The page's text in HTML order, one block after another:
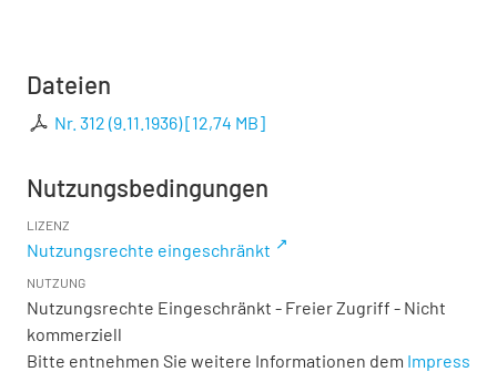
Dateien
Nr. 312 (9.11.1936)[12,74 MB]
Nutzungsbedingungen
LIZENZ
Nutzungsrechte eingeschränkt
NUTZUNG
Nutzungsrechte Eingeschränkt - Freier Zugriff - Nicht
kommerziell
Bitte entnehmen Sie weitere Informationen dem Impress